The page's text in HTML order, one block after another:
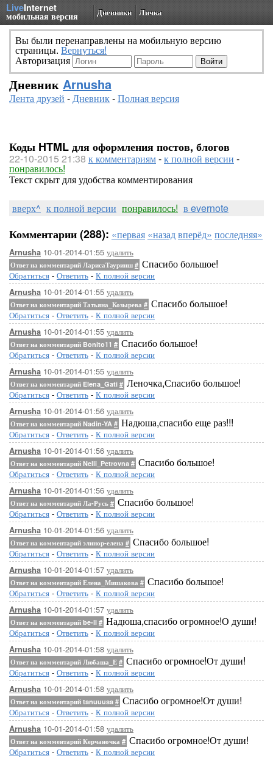
LiveInternet
мобильная версия Дневники Личка
Вы были перенаправлены на мобильную версию
страницы. Вернуться!
Авторизация
Дневник Arnusha
Лента друзей -Дневник-Полная версия
Коды HTML для оформления постов, блогов
22-10-2015 21:38 к комментариям-к полной версии -
понравилось!
Текст скрыт для удобства комментирования
вверх^ к полной версии понравилось! в evernote
Комментарии (288): «первая «назадвперёд» последняя»
Arnusha 10-01-2014-01:55 удалить
Ответ на комментарий ЛарисаТауринш # Спасибо большое!
Обратиться - Ответить - К полной версии
Arnusha 10-01-2014-01:55 удалить
Ответ на комментарий Татьяна_Козырева # Спасибо большое!
Обратиться - Ответить - К полной версии
Arnusha 10-01-2014-01:55 удалить
Ответ на комментарий Bonito11 # Спасибо большое!
Обратиться - Ответить - К полной версии
Arnusha 10-01-2014-01:55 удалить
Ответ на комментарий Elena_Gati # Леночка,Спасибо большое!
Обратиться - Ответить - К полной версии
Arnusha 10-01-2014-01:56 удалить
Ответ на комментарий Nadin-YA # Надюша,спасибо еще раз!!!
Обратиться - Ответить - К полной версии
Arnusha 10-01-2014-01:56 удалить
Ответ на комментарий Nelli_Petrovna # Спасибо большое!
Обратиться - Ответить - К полной версии
Arnusha 10-01-2014-01:56 удалить
Ответ на комментарий Ла-Русь # Спасибо большое!
Обратиться - Ответить - К полной версии
Arnusha 10-01-2014-01:56 удалить
Ответ на комментарий элинор-елена # Спасибо большое!
Обратиться - Ответить - К полной версии
Arnusha 10-01-2014-01:57 удалить
Ответ на комментарий Елена_Мишакова # Спасибо большое!
Обратиться - Ответить - К полной версии
Arnusha 10-01-2014-01:57 удалить
Ответ на комментарий be-ll # Надюша,спасибо огромное!О души!
Обратиться - Ответить - К полной версии
Arnusha 10-01-2014-01:58 удалить
Ответ на комментарий Любаша_Е # Спасибо огромное!От души!
Обратиться - Ответить - К полной версии
Arnusha 10-01-2014-01:58 удалить
Ответ на комментарий tanuuusa # Спасибо огромное!От души!
Обратиться - Ответить - К полной версии
Arnusha 10-01-2014-01:58 удалить
Ответ на комментарий Керчаночка # Спасибо огромное!От души!
Обратиться - Ответить - К полной версии